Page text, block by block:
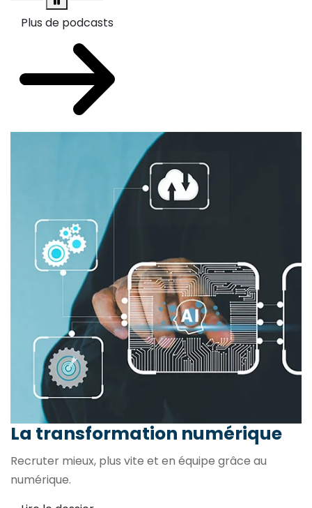
Plus de podcasts
La transformation numérique
Recruter mieux, plus vite et en équipe grâce au
numérique.